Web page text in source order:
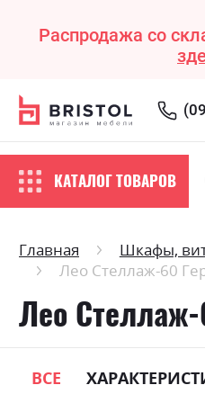
Распродажа со
КАТАЛОГ ТОВАРОВ
Главная Шкафы,
Лео Стеллаж-60
Лео Стеллаж-
ВСЕ